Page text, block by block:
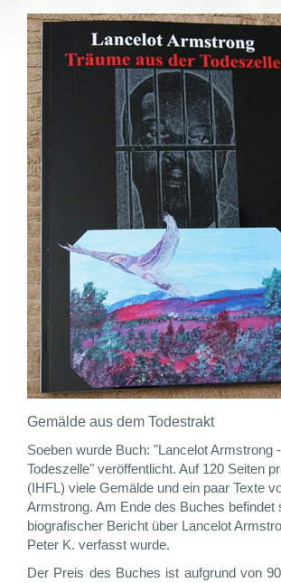
Gemälde aus dem Todestrakt
Soeben wurde Buch: "Lancelot Armstrong
Todeszelle" veröffentlicht. Auf 120 Seiten
(IHFL) viele Gemälde und ein paar Texte
Armstrong. Am Ende des Buches befindet
biografischer Bericht über Lancelot
Peter K. verfasst wurde.
Der Preis des Buches ist aufgrund von